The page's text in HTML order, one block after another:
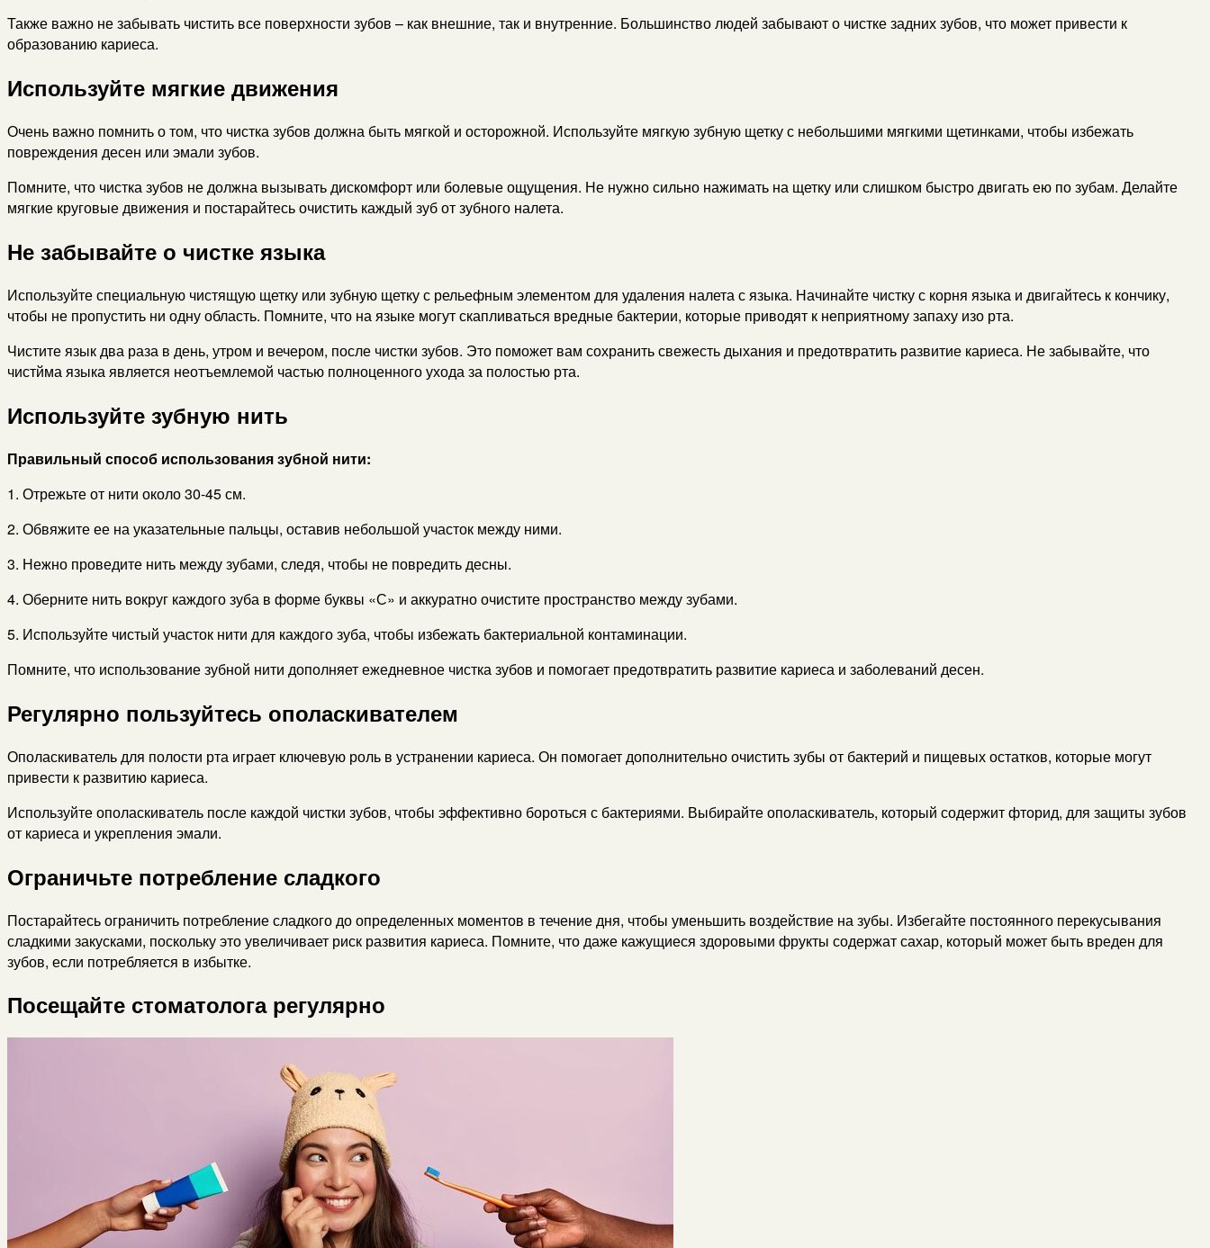
Также важно не забывать чистить все поверхности зубов – как внешние, так и внутренние. Большинство людей забывают о чистке задних зубов, что может привести к
образованию кариеса.
Используйте мягкие движения
Очень важно помнить о том, что чистка зубов должна быть мягкой и осторожной. Используйте мягкую зубную щетку с небольшими мягкими щетинками, чтобы избежать
повреждения десен или эмали зубов.
Помните, что чистка зубов не должна вызывать дискомфорт или болевые ощущения. Не нужно сильно нажимать на щетку или слишком быстро двигать ею по зубам. Делайте
мягкие круговые движения и постарайтесь очистить каждый зуб от зубного налета.
Не забывайте о чистке языка
Используйте специальную чистящую щетку или зубную щетку с рельефным элементом для удаления налета с языка. Начинайте чистку с корня языка и двигайтесь к кончику,
чтобы не пропустить ни одну область. Помните, что на языке могут скапливаться вредные бактерии, которые приводят к неприятному запаху изо рта.
Чистите язык два раза в день, утром и вечером, после чистки зубов. Это поможет вам сохранить свежесть дыхания и предотвратить развитие кариеса. Не забывайте, что
чистйма языка является неотъемлемой частью полноценного ухода за полостью рта.
Используйте зубную нить
Правильный способ использования зубной нити:
1. Отрежьте от нити около 30-45 см.
2. Обвяжите ее на указательные пальцы, оставив небольшой участок между ними.
3. Нежно проведите нить между зубами, следя, чтобы не повредить десны.
4. Оберните нить вокруг каждого зуба в форме буквы «С» и аккуратно очистите пространство между зубами.
5. Используйте чистый участок нити для каждого зуба, чтобы избежать бактериальной контаминации.
Помните, что использование зубной нити дополняет ежедневное чистка зубов и помогает предотвратить развитие кариеса и заболеваний десен.
Регулярно пользуйтесь ополаскивателем
Ополаскиватель для полости рта играет ключевую роль в устранении кариеса. Он помогает дополнительно очистить зубы от бактерий и пищевых остатков, которые могут
привести к развитию кариеса.
Используйте ополаскиватель после каждой чистки зубов, чтобы эффективно бороться с бактериями. Выбирайте ополаскиватель, который содержит фторид, для защиты зубов
от кариеса и укрепления эмали.
Ограничьте потребление сладкого
Постарайтесь ограничить потребление сладкого до определенных моментов в течение дня, чтобы уменьшить воздействие на зубы. Избегайте постоянного перекусывания
сладкими закусками, поскольку это увеличивает риск развития кариеса. Помните, что даже кажущиеся здоровыми фрукты содержат сахар, который может быть вреден для
зубов, если потребляется в избытке.
Посещайте стоматолога регулярно